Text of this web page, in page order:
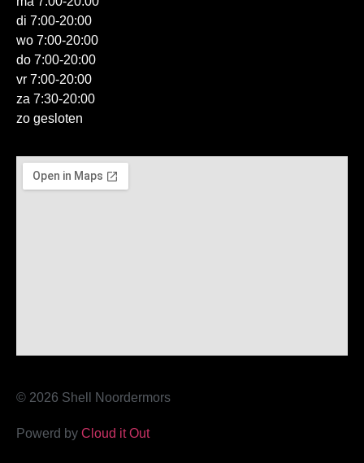
di 7:00-20:00
wo 7:00-20:00
do 7:00-20:00
vr 7:00-20:00
za 7:30-20:00
zo gesloten
© 2026 Shell Noordermors
Powerd by Cloud it Out